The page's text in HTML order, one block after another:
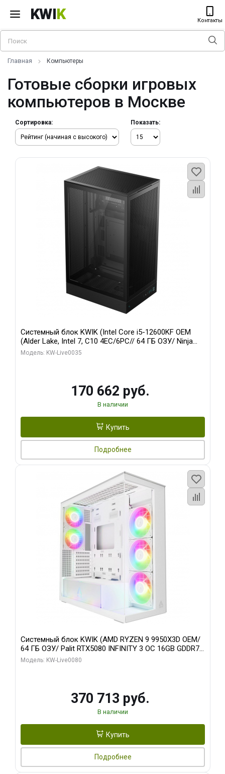
KWIK Контакты
Главная Компьютеры
Готовые сборки игровых
компьютеров в Москве
Сортировка: Показать:
Системный блок KWIK (Intel Core i5-12600KF OEM
(Alder Lake, Intel 7, C10 4EC/6PC// 64 ГБ ОЗУ/ Ninja
Sinotex GTX1650 4GB 128bit GDDR6 DVI DP HDMI 2/
Модель: KW-Live0035
170 662 руб.
В наличии
Купить
Подробнее
Системный блок KWIK (AMD RYZEN 9 9950X3D OEM/
64 ГБ ОЗУ/ Palit RTX5080 INFINITY 3 OC 16GB GDDR7
256bit 3xDP H/ 960 ГБ SSD)
Модель: KW-Live0080
370 713 руб.
В наличии
Купить
Подробнее